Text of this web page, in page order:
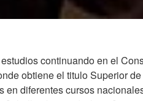
continuando en el
obtiene el titulo Superior
diferentes cursos